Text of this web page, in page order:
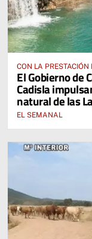
CON LA PRESTACIÓN
El Gobierno de
Cadisla
natural de las
EL SEMANAL